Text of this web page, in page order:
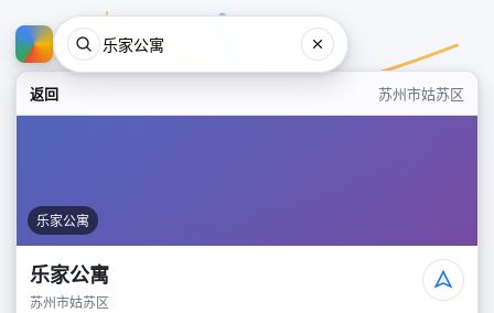
返回 苏州市姑苏区
乐家公寓
乐家公寓
苏州市姑苏区